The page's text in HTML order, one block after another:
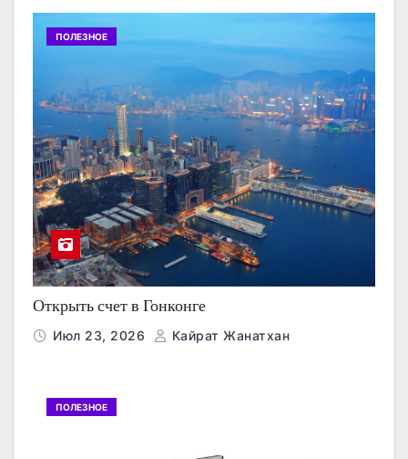
ПОЛЕЗНОЕ
Открыть счет в Гонконге
Июл 23, 2026 Кайрат Жанатхан
ПОЛЕЗНОЕ